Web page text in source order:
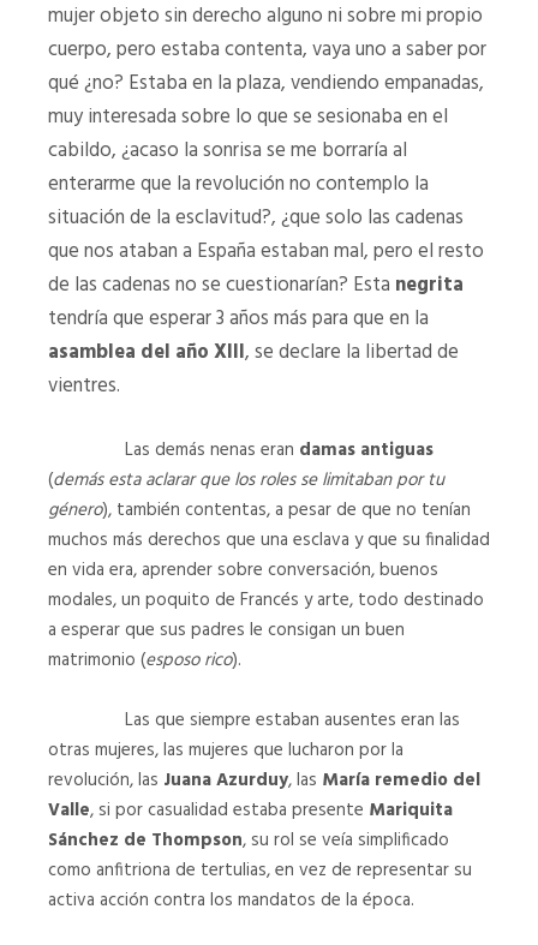
mujer objeto sin derecho alguno ni sobre mi propio
cuerpo, pero estaba contenta, vaya uno a saber por
qué ¿no? Estaba en la plaza, vendiendo empanadas,
muy interesada sobre lo que se sesionaba en el
cabildo, ¿acaso la sonrisa se me borraría al
enterarme que la revolución no contemplo la
situación de la esclavitud?, ¿que solo las cadenas
que nos ataban a España estaban mal, pero el resto
de las cadenas no se cuestionarían? Esta negrita
tendría que esperar 3 años más para que en la
asamblea del año XIII, se declare la libertad de
vientres.
Las demás nenas eran damas antiguas
(demás esta aclarar que los roles se limitaban por tu
género), también contentas, a pesar de que no tenían
muchos más derechos que una esclava y que su finalidad
en vida era, aprender sobre conversación, buenos
modales, un poquito de Francés y arte, todo destinado
a esperar que sus padres le consigan un buen
matrimonio (esposo rico).
Las que siempre estaban ausentes eran las
otras mujeres, las mujeres que lucharon por la
revolución, las Juana Azurduy, las María remedio del
Valle, si por casualidad estaba presente Mariquita
Sánchez de Thompson, su rol se veía simplificado
como anfitriona de tertulias, en vez de representar su
activa acción contra los mandatos de la época.